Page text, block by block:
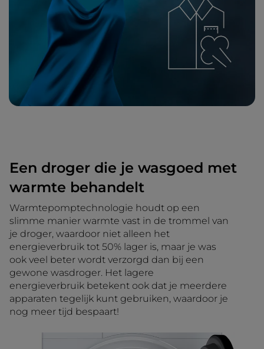
Een droger die je wasgoed met
warmte behandelt
Warmtepomptechnologie houdt op een
slimme manier warmte vast in de trommel van
je droger, waardoor niet alleen het
energieverbruik tot 50% lager is, maar je was
ook veel beter wordt verzorgd dan bij een
gewone wasdroger. Het lagere
energieverbruik betekent ook dat je meerdere
apparaten tegelijk kunt gebruiken, waardoor je
nog meer tijd bespaart!